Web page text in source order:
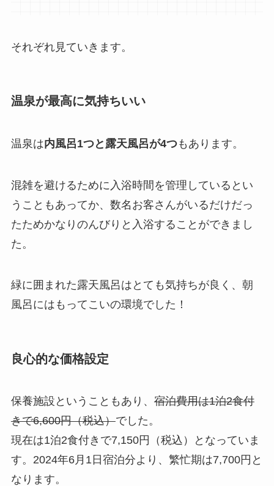
それぞれ見ていきます。
温泉が最高に気持ちいい
温泉は内風呂1つと露天風呂が4つもあります。
混雑を避けるために入浴時間を管理しているとい
うこともあってか、数名お客さんがいるだけだっ
たためかなりのんびりと入浴することができまし
た。
緑に囲まれた露天風呂はとても気持ちが良く、朝
風呂にはもってこいの環境でした！
良心的な価格設定
保養施設ということもあり、 宿泊費用は1泊2食付
きで6,600円（税込）でした。
現在は1泊2食付きで7,150円（税込）となっていま
す。2024年6月1日宿泊分より、繁忙期は7,700円と
なります。